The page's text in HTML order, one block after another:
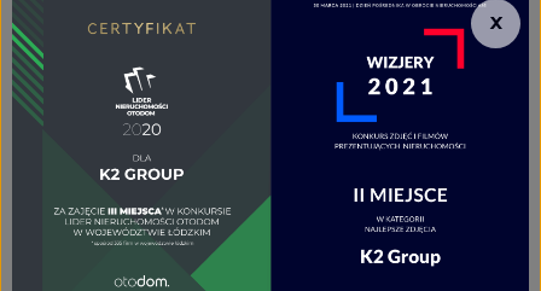
POMIESZCZENIA
PODŁOGI POKOI
×